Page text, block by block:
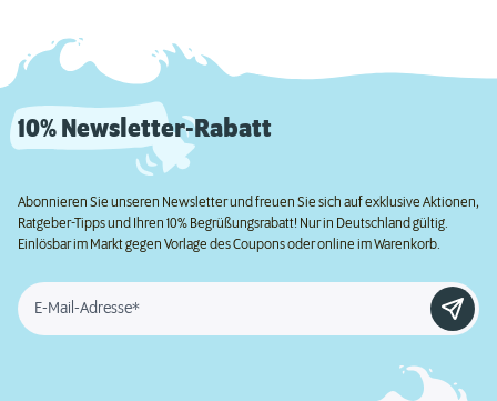
10% Newsletter-Rabatt
Abonnieren Sie unseren Newsletter und freuen Sie sich auf exklusive Aktionen,
Ratgeber-Tipps und Ihren 10% Begrüßungsrabatt! Nur in Deutschland gültig.
Einlösbar im Markt gegen Vorlage des Coupons oder online im Warenkorb.
E-Mail-Adresse*